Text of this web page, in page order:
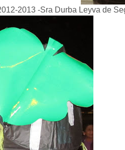
2013 -Sra Durba Leyva de